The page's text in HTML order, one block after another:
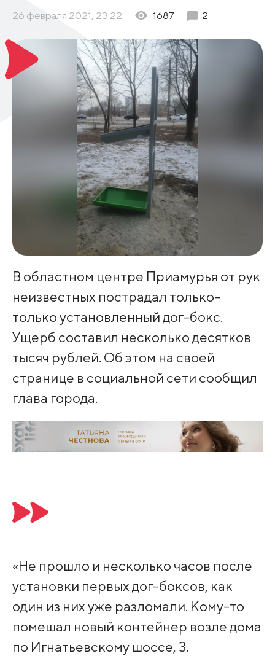
26 февраля 2021, 23:22 1687 2
В областном центре Приамурья от рук
неизвестных пострадал только-
только установленный дог-бокс.
Ущерб составил несколько десятков
тысяч рублей. Об этом на своей
странице в социальной сети сообщил
глава города.
«Не прошло и несколько часов после
установки первых дог-боксов, как
один из них уже разломали. Кому-то
помешал новый контейнер возле дома
по Игнатьевскому шоссе, 3.